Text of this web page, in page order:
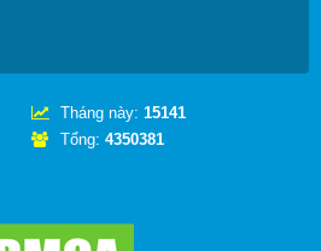
Tháng này: 15141
Tổng: 4350381